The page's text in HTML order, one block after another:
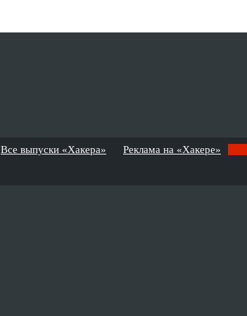
Все выпуски «Хакера» Реклама на «Хакере»